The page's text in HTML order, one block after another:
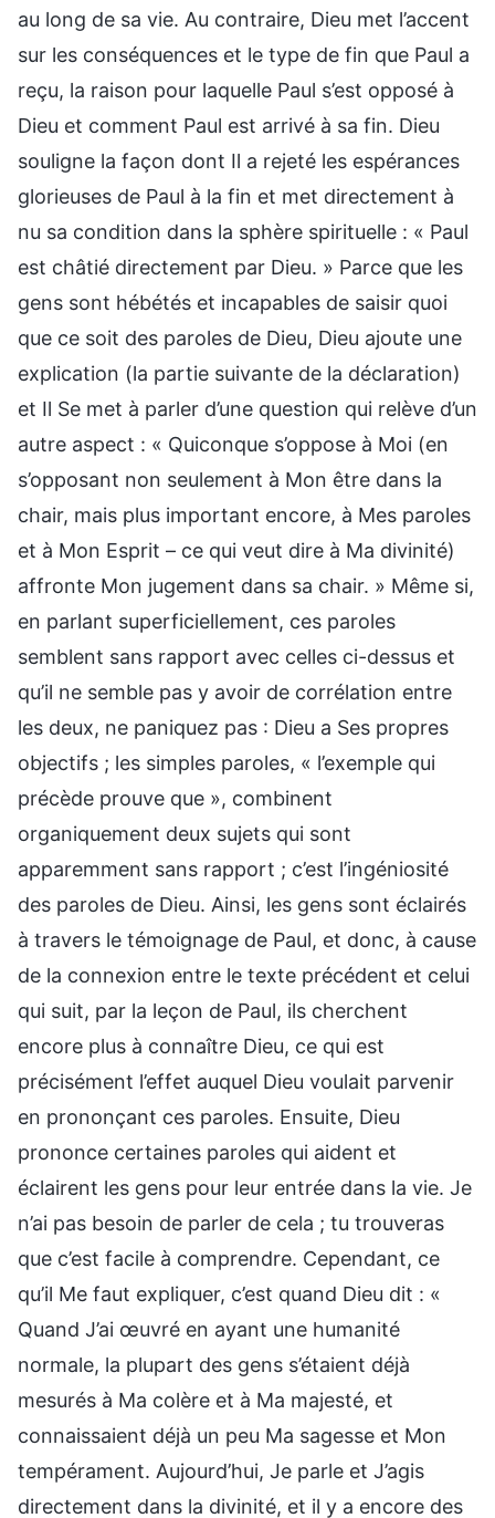
au long de sa vie. Au contraire, Dieu met l’accent
sur les conséquences et le type de fin que Paul a
reçu, la raison pour laquelle Paul s’est opposé à
Dieu et comment Paul est arrivé à sa fin. Dieu
souligne la façon dont Il a rejeté les espérances
glorieuses de Paul à la fin et met directement à
nu sa condition dans la sphère spirituelle : « Paul
est châtié directement par Dieu. » Parce que les
gens sont hébétés et incapables de saisir quoi
que ce soit des paroles de Dieu, Dieu ajoute une
explication (la partie suivante de la déclaration)
et Il Se met à parler d’une question qui relève d’un
autre aspect : « Quiconque s’oppose à Moi (en
s’opposant non seulement à Mon être dans la
chair, mais plus important encore, à Mes paroles
et à Mon Esprit – ce qui veut dire à Ma divinité)
affronte Mon jugement dans sa chair. » Même si,
en parlant superficiellement, ces paroles
semblent sans rapport avec celles ci-dessus et
qu’il ne semble pas y avoir de corrélation entre
les deux, ne paniquez pas : Dieu a Ses propres
objectifs ; les simples paroles, « l’exemple qui
précède prouve que », combinent
organiquement deux sujets qui sont
apparemment sans rapport ; c’est l’ingéniosité
des paroles de Dieu. Ainsi, les gens sont éclairés
à travers le témoignage de Paul, et donc, à cause
de la connexion entre le texte précédent et celui
qui suit, par la leçon de Paul, ils cherchent
encore plus à connaître Dieu, ce qui est
précisément l’effet auquel Dieu voulait parvenir
en prononçant ces paroles. Ensuite, Dieu
prononce certaines paroles qui aident et
éclairent les gens pour leur entrée dans la vie. Je
n’ai pas besoin de parler de cela ; tu trouveras
que c’est facile à comprendre. Cependant, ce
qu’il Me faut expliquer, c’est quand Dieu dit : «
Quand J’ai œuvré en ayant une humanité
normale, la plupart des gens s’étaient déjà
mesurés à Ma colère et à Ma majesté, et
connaissaient déjà un peu Ma sagesse et Mon
tempérament. Aujourd’hui, Je parle et J’agis
directement dans la divinité, et il y a encore des